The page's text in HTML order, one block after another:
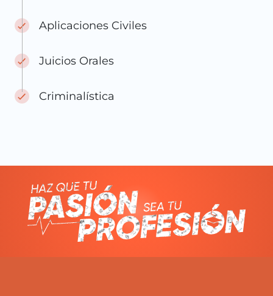
Aplicaciones Civiles
Juicios Orales
Criminalística